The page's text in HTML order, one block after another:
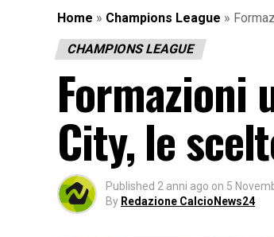
Home » Champions League »
CHAMPIONS LEAGUE
Formazioni
City, le
Published 2 anni ago on 5
By Redazione CalcioNews24